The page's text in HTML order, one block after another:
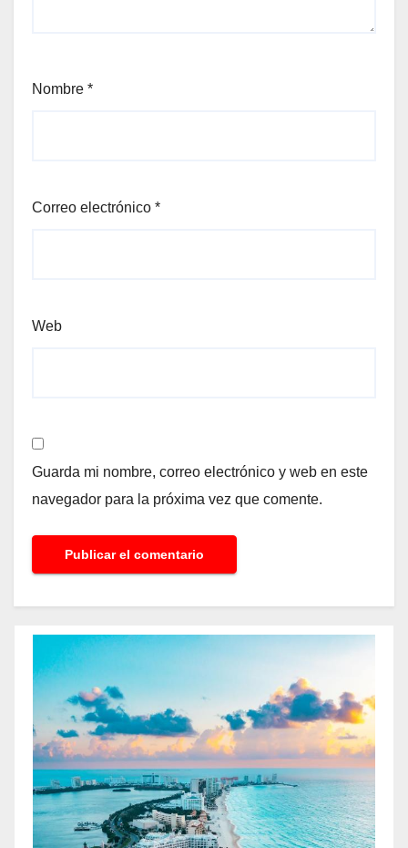
Nombre *
Correo electrónico *
Web
Guarda mi nombre, correo electrónico y web en este
navegador para la próxima vez que comente.